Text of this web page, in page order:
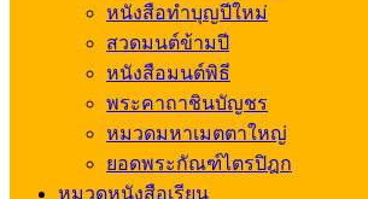
หนังสือทำบุญปีใหม่
สวดมนต์ข้ามปี
หนังสือมนต์พิธี
พระคาถาชินบัญชร
หมวดมหาเมตตาใหญ่
ยอดพระกัณฑ์ไตรปิฎก
หมวดหนังสือเรียน